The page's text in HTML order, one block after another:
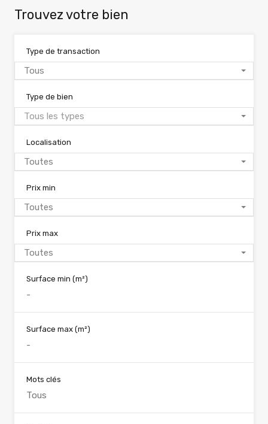
Trouvez votre bien
Type de transaction
Tous
Type de bien
Tous les types
Localisation
Toutes
Prix min
Toutes
Prix max
Toutes
Surface min (m²)
Surface max (m²)
Mots clés